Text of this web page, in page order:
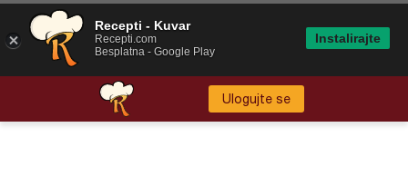
Ulogujte se
Recepti - Kuvar
Recepti.com
Besplatna - Google Play
Instalirajte